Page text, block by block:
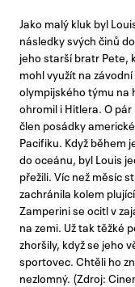
Jako malý kluk byl
následky svých činů
jeho starší bratr Pete,
mohl využít na
olympijského týmu na
ohromil i Hitlera. O
člen posádky
Pacifiku. Když během
do oceánu, byl Louis
přežili. Víc než měsíc
zachránila kolem
Zamperini se ocitl v
na zemi. Už tak těžké
zhoršily, když se jeho
sportovec. Chtěli ho
nezlomný. (Zdroj: